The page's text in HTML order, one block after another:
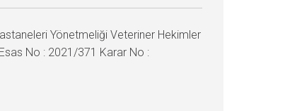
Yönetmeliği Veteriner Hekimler
Esas No : 2021/371 Karar No :